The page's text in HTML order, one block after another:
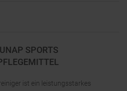
SPORTS
ist ein leistungsstarkes